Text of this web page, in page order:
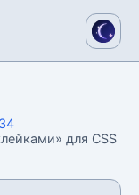
для CSS